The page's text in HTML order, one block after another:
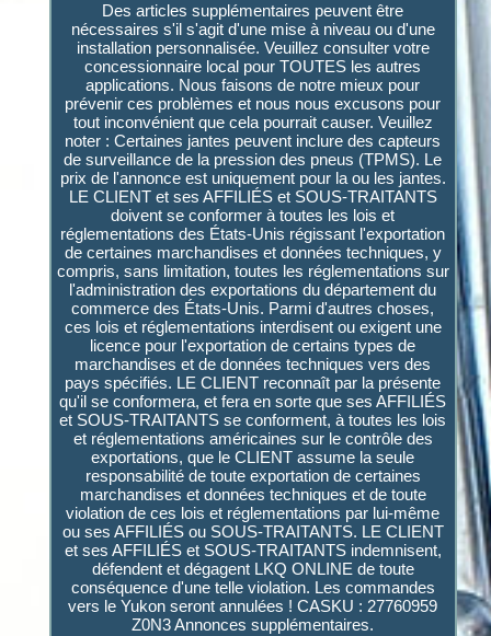
Des articles supplémentaires peuvent être
nécessaires s'il s'agit d'une mise à niveau ou d'une
installation personnalisée. Veuillez consulter votre
concessionnaire local pour TOUTES les autres
applications. Nous faisons de notre mieux pour
prévenir ces problèmes et nous nous excusons pour
tout inconvénient que cela pourrait causer. Veuillez
noter : Certaines jantes peuvent inclure des capteurs
de surveillance de la pression des pneus (TPMS). Le
prix de l'annonce est uniquement pour la ou les jantes.
LE CLIENT et ses AFFILIÉS et SOUS-TRAITANTS
doivent se conformer à toutes les lois et
réglementations des États-Unis régissant l'exportation
de certaines marchandises et données techniques, y
compris, sans limitation, toutes les réglementations sur
l'administration des exportations du département du
commerce des États-Unis. Parmi d'autres choses,
ces lois et réglementations interdisent ou exigent une
licence pour l'exportation de certains types de
marchandises et de données techniques vers des
pays spécifiés. LE CLIENT reconnaît par la présente
qu'il se conformera, et fera en sorte que ses AFFILIÉS
et SOUS-TRAITANTS se conforment, à toutes les lois
et réglementations américaines sur le contrôle des
exportations, que le CLIENT assume la seule
responsabilité de toute exportation de certaines
marchandises et données techniques et de toute
violation de ces lois et réglementations par lui-même
ou ses AFFILIÉS ou SOUS-TRAITANTS. LE CLIENT
et ses AFFILIÉS et SOUS-TRAITANTS indemnisent,
défendent et dégagent LKQ ONLINE de toute
conséquence d'une telle violation. Les commandes
vers le Yukon seront annulées ! CASKU : 27760959
Z0N3 Annonces supplémentaires.